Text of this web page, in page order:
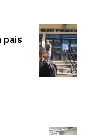
pais